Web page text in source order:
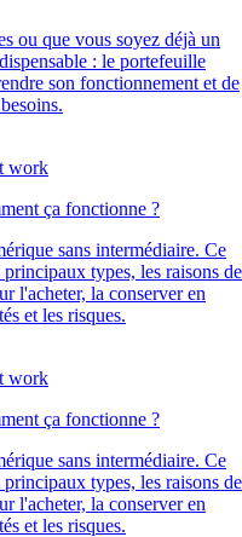
ou que vous soyez déjà un
: le portefeuille
son fonctionnement et de
ça fonctionne ?
sans intermédiaire. Ce
types, les raisons de
l'acheter, la conserver en
et les risques.
ça fonctionne ?
sans intermédiaire. Ce
types, les raisons de
l'acheter, la conserver en
et les risques.